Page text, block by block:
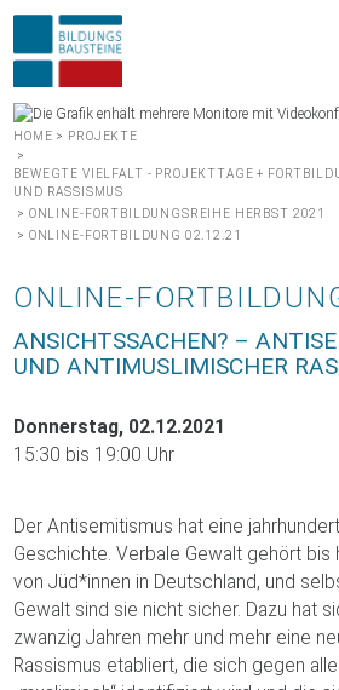
HOME >
PROJEKTE
>
BEWEGTE VIELFALT - PROJEKTTAGE +
UND RASSISMUS
> ONLINE-FORTBILDUNGSREIHE HERBST 2021
> ONLINE-FORTBILDUNG 02.12.21
ONLINE-
ANSICHTSSACHEN? –
UND ANTIMUSLIMISCHER
Donnerstag, 02.12.2021
15:30 bis 19:00 Uhr
Der Antisemitismus hat eine
Geschichte. Verbale Gewalt gehört bis
von Jüd*innen in Deutschland, und
Gewalt sind sie nicht sicher. Dazu hat
zwanzig Jahren mehr und mehr eine
Rassismus etabliert, die sich gegen